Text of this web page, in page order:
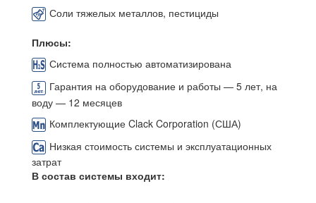
Соли тяжелых металлов, пестициды
Плюсы:
Система полностью автоматизирована
Гарантия на оборудование и работы — 5 лет, на
воду — 12 месяцев
Комплектующие Clack Corporation (США)
Низкая стоимость системы и эксплуатационных
затрат
В состав системы входит: